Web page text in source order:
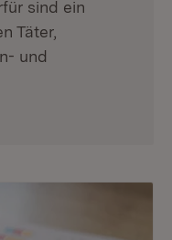
sind ein
Täter,
und